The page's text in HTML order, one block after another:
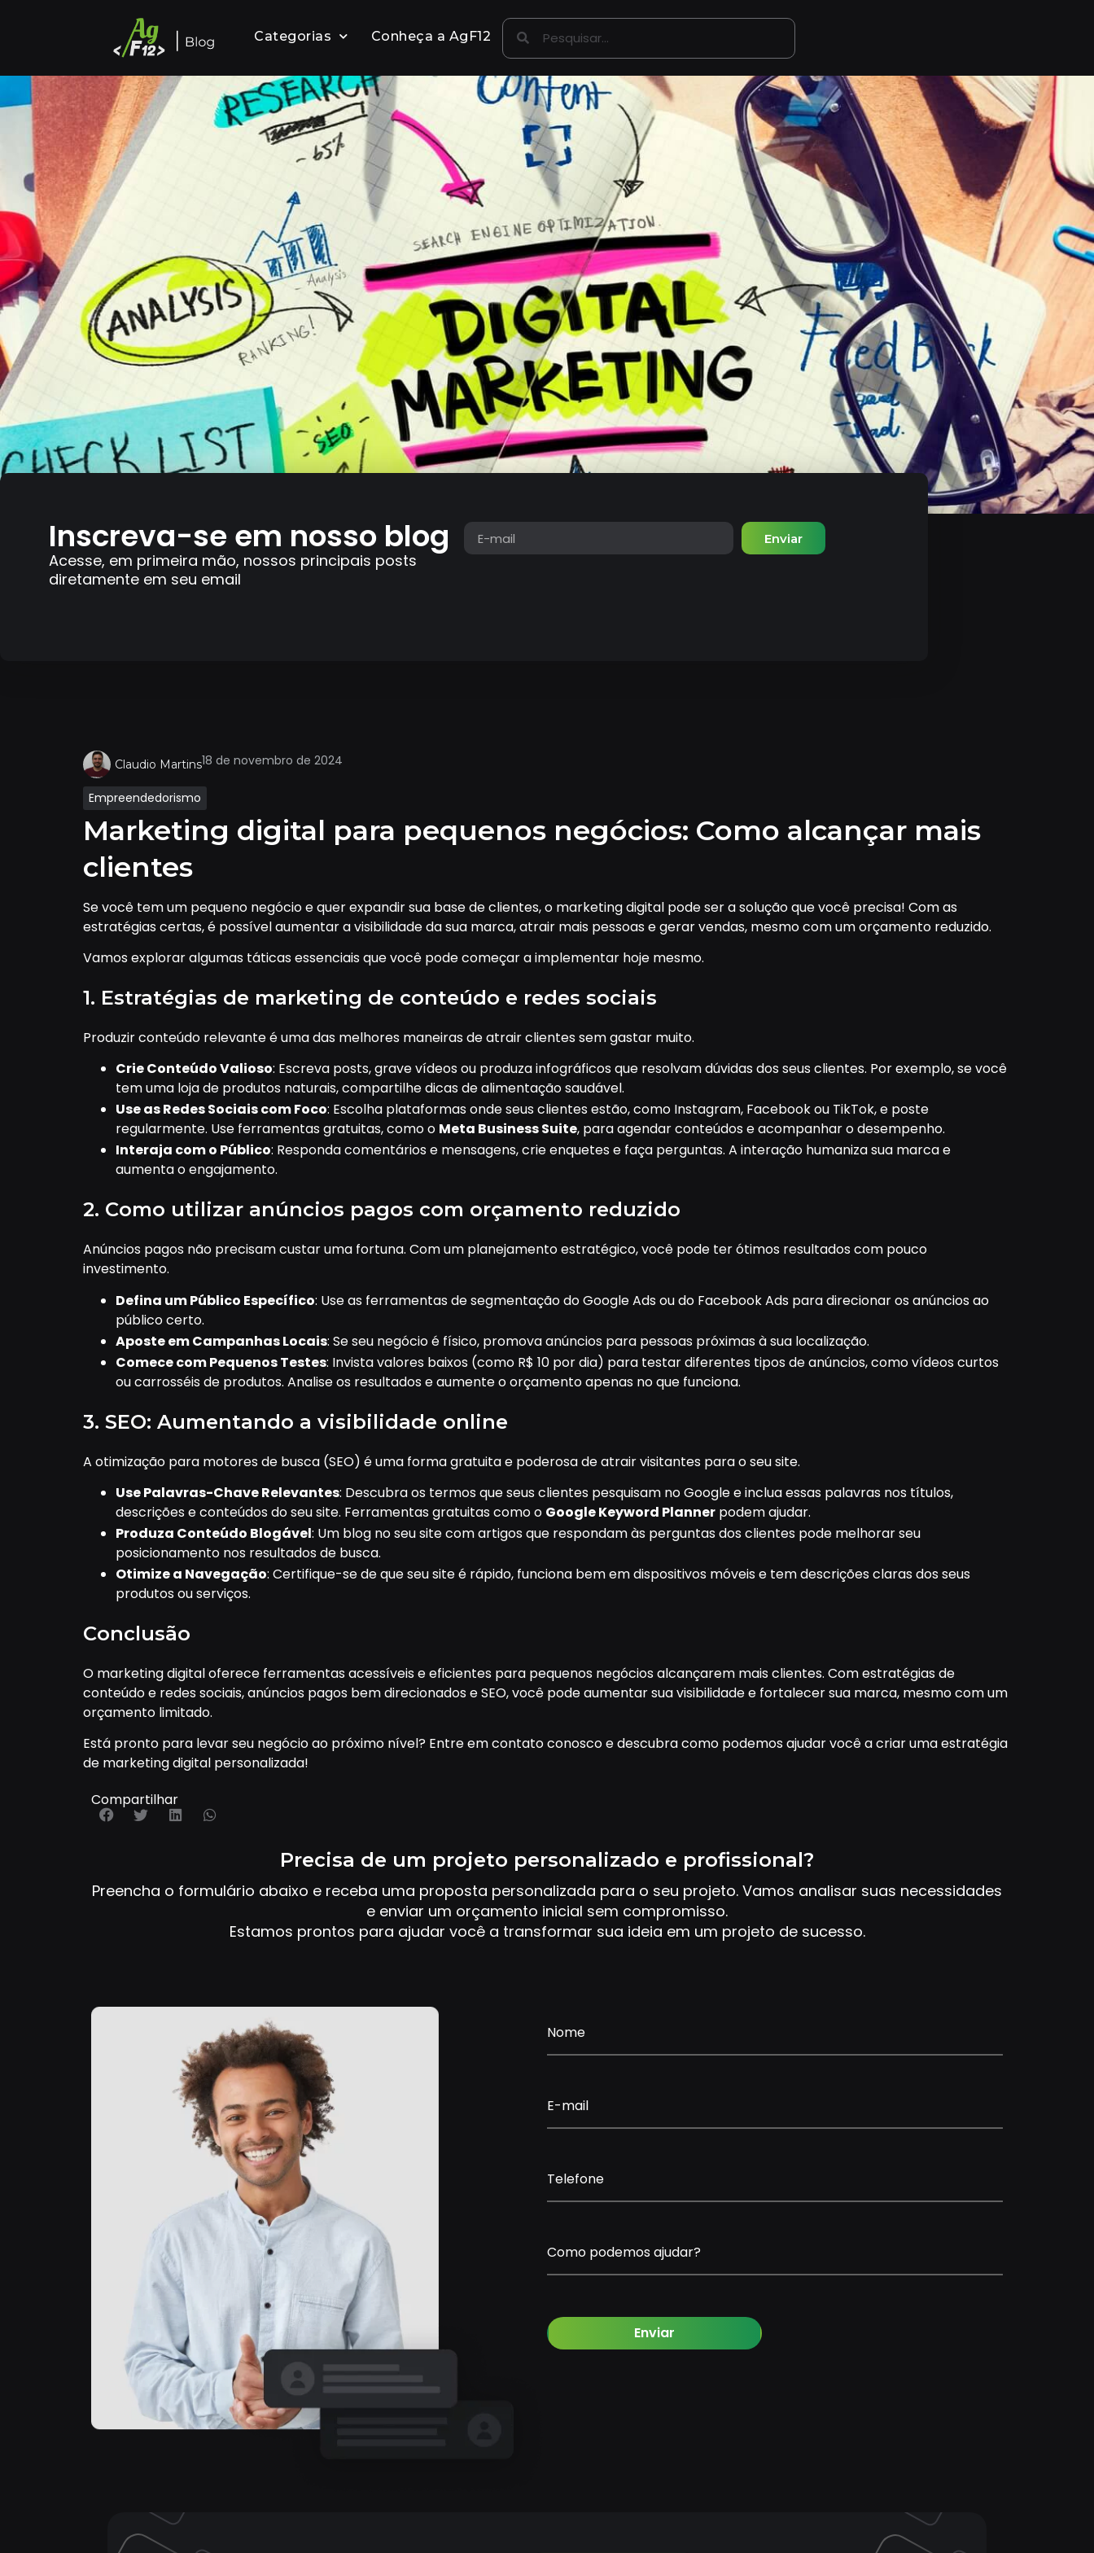
Categorias Conheça a AgF12
Inscreva-se em nosso blog
Acesse, em primeira mão, nossos principais posts
diretamente em seu email
Enviar
Claudio Martins18 de novembro de 2024
Empreendedorismo
Marketing digital para pequenos negócios: Como alcançar mais
clientes
Se você tem um pequeno negócio e quer expandir sua base de clientes, o marketing digital pode ser a solução que você precisa! Com as
estratégias certas, é possível aumentar a visibilidade da sua marca, atrair mais pessoas e gerar vendas, mesmo com um orçamento reduzido.
Vamos explorar algumas táticas essenciais que você pode começar a implementar hoje mesmo.
1. Estratégias de marketing de conteúdo e redes sociais
Produzir conteúdo relevante é uma das melhores maneiras de atrair clientes sem gastar muito.
Crie Conteúdo Valioso: Escreva posts, grave vídeos ou produza infográficos que resolvam dúvidas dos seus clientes. Por exemplo, se você
tem uma loja de produtos naturais, compartilhe dicas de alimentação saudável.
Use as Redes Sociais com Foco: Escolha plataformas onde seus clientes estão, como Instagram, Facebook ou TikTok, e poste
regularmente. Use ferramentas gratuitas, como o Meta Business Suite, para agendar conteúdos e acompanhar o desempenho.
Interaja com o Público: Responda comentários e mensagens, crie enquetes e faça perguntas. A interação humaniza sua marca e
aumenta o engajamento.
2. Como utilizar anúncios pagos com orçamento reduzido
Anúncios pagos não precisam custar uma fortuna. Com um planejamento estratégico, você pode ter ótimos resultados com pouco
investimento.
Defina um Público Específico: Use as ferramentas de segmentação do Google Ads ou do Facebook Ads para direcionar os anúncios ao
público certo.
Aposte em Campanhas Locais: Se seu negócio é físico, promova anúncios para pessoas próximas à sua localização.
Comece com Pequenos Testes: Invista valores baixos (como R$ 10 por dia) para testar diferentes tipos de anúncios, como vídeos curtos
ou carrosséis de produtos. Analise os resultados e aumente o orçamento apenas no que funciona.
3. SEO: Aumentando a visibilidade online
A otimização para motores de busca (SEO) é uma forma gratuita e poderosa de atrair visitantes para o seu site.
Use Palavras-Chave Relevantes: Descubra os termos que seus clientes pesquisam no Google e inclua essas palavras nos títulos,
descrições e conteúdos do seu site. Ferramentas gratuitas como o Google Keyword Planner podem ajudar.
Produza Conteúdo Blogável: Um blog no seu site com artigos que respondam às perguntas dos clientes pode melhorar seu
posicionamento nos resultados de busca.
Otimize a Navegação: Certifique-se de que seu site é rápido, funciona bem em dispositivos móveis e tem descrições claras dos seus
produtos ou serviços.
Conclusão
O marketing digital oferece ferramentas acessíveis e eficientes para pequenos negócios alcançarem mais clientes. Com estratégias de
conteúdo e redes sociais, anúncios pagos bem direcionados e SEO, você pode aumentar sua visibilidade e fortalecer sua marca, mesmo com um
orçamento limitado.
Está pronto para levar seu negócio ao próximo nível? Entre em contato conosco e descubra como podemos ajudar você a criar uma estratégia
de marketing digital personalizada!
Compartilhar
Precisa de um projeto personalizado e profissional?
Preencha o formulário abaixo e receba uma proposta personalizada para o seu projeto. Vamos analisar suas necessidades
e enviar um orçamento inicial sem compromisso.
Estamos prontos para ajudar você a transformar sua ideia em um projeto de sucesso.
Nome
E-mail
Telefone
Como podemos ajudar?
Enviar